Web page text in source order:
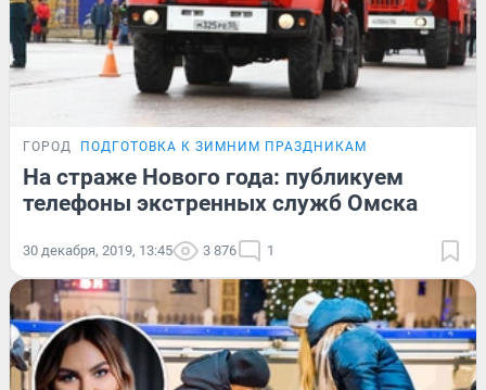
ГОРОД ПОДГОТОВКА К ЗИМНИМ ПРАЗДНИКАМ
На страже Нового года: публикуем
телефоны экстренных служб Омска
30 декабря, 2019, 13:45 3 876 1